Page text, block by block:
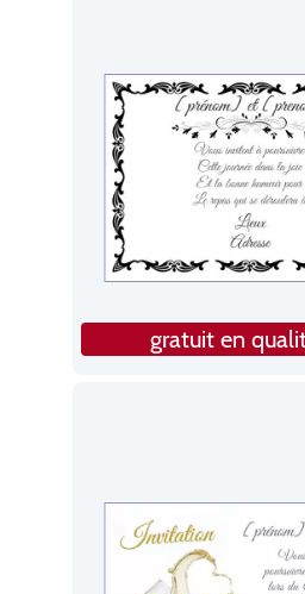
gratuit en